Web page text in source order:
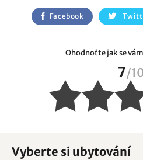
Ohodnoťte jak se
7/10
Facebook
Vyberte si ubytování